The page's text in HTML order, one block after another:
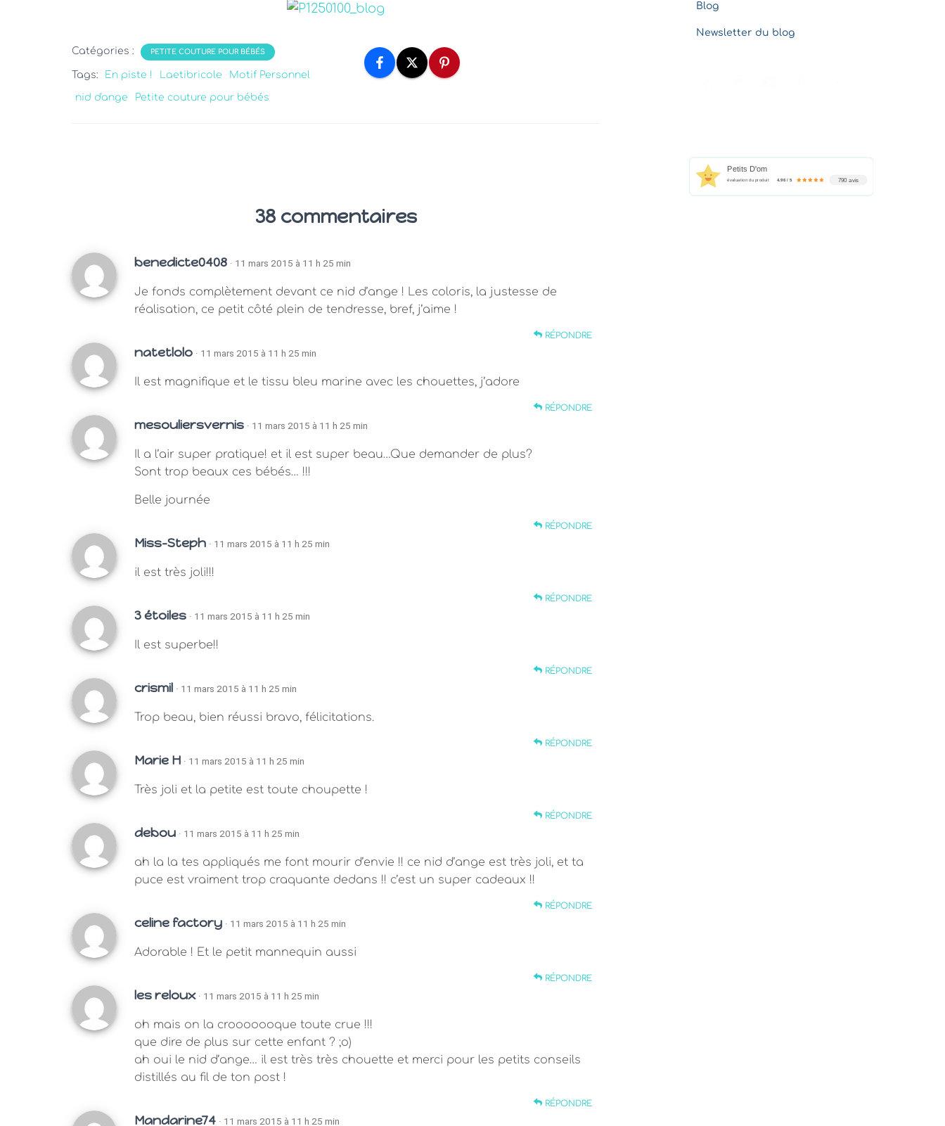
Catégories : PETITE COUTURE POUR BÉBÉS
Tags: En piste ! Laetibricole Motif Personnel
nid d'ange Petite couture pour bébés
38 commentaires
benedicte0408 · 11 mars 2015 à 11 h 25 min
Je fonds complètement devant ce nid d’ange ! Les coloris, la justesse de
réalisation, ce petit côté plein de tendresse, bref, j’aime !
RÉPONDRE
natetlolo · 11 mars 2015 à 11 h 25 min
Il est magnifique et le tissu bleu marine avec les chouettes, j’adore
RÉPONDRE
mesouliersvernis · 11 mars 2015 à 11 h 25 min
Il a l’air super pratique! et il est super beau…Que demander de plus?
Sont trop beaux ces bébés… !!!
Belle journée
RÉPONDRE
Miss-Steph · 11 mars 2015 à 11 h 25 min
il est très joli!!!
RÉPONDRE
3 étoiles · 11 mars 2015 à 11 h 25 min
Il est superbe!!
RÉPONDRE
crismil · 11 mars 2015 à 11 h 25 min
Trop beau, bien réussi bravo, félicitations.
RÉPONDRE
Marie H · 11 mars 2015 à 11 h 25 min
Très joli et la petite est toute choupette !
RÉPONDRE
debou · 11 mars 2015 à 11 h 25 min
ah la la tes appliqués me font mourir d’envie !! ce nid d’ange est très joli, et ta
puce est vraiment trop craquante dedans !! c’est un super cadeaux !!
RÉPONDRE
celine factory · 11 mars 2015 à 11 h 25 min
Adorable ! Et le petit mannequin aussi
RÉPONDRE
les reloux · 11 mars 2015 à 11 h 25 min
oh mais on la crooooooque toute crue !!!
que dire de plus sur cette enfant ? ;o)
ah oui le nid d’ange… il est très très chouette et merci pour les petits conseils
distillés au fil de ton post !
RÉPONDRE
Mandarine74 · 11 mars 2015 à 11 h 25 min
Blog
Newsletter du blog
Petits D'om
évaluation du produit 4.96 / 5 790 avis